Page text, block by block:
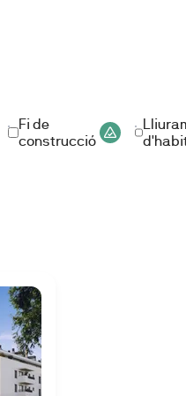
Fi de
construcció